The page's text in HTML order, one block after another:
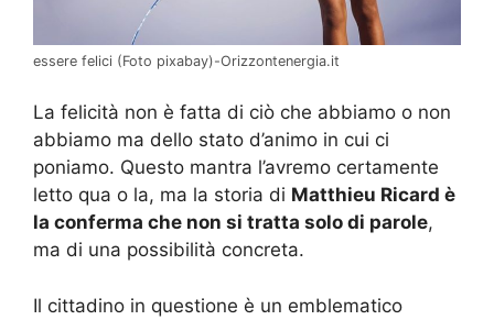
essere felici (Foto pixabay)-Orizzontenergia.it
La felicità non è fatta di ciò che abbiamo o non
abbiamo ma dello stato d’animo in cui ci
poniamo. Questo mantra l’avremo certamente
letto qua o la, ma la storia di Matthieu Ricard è
la conferma che non si tratta solo di parole,
ma di una possibilità concreta.
Il cittadino in questione è un emblematico